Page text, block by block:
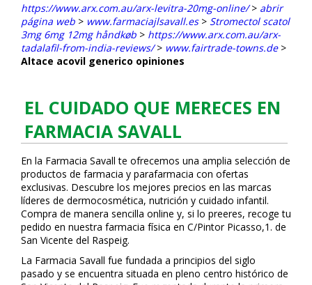
https://www.arx.com.au/arx-levitra-20mg-online/> abrir
página web > www.farmaciajlsavall.es> Stromectol scatol
3mg 6mg 12mg håndkøb > https://www.arx.com.au/arx-
tadalafil-from-india-reviews/> www.fairtrade-towns.de>
Altace acovil generico opiniones
EL CUIDADO QUE MERECES EN
FARMACIA SAVALL
En la Farmacia Savall te ofrecemos una amplia selección de
productos de farmacia y parafarmacia con ofertas
exclusivas. Descubre los mejores precios en las marcas
líderes de dermocosmética, nutrición y cuidado infantil.
Compra de manera sencilla online y, si lo prefieres, recoge tu
pedido en nuestra farmacia física en C/Pintor Picasso,1. de
San Vicente del Raspeig.
La Farmacia Savall fue fundada a principios del siglo
pasado y se encuentra situada en pleno centro histórico de